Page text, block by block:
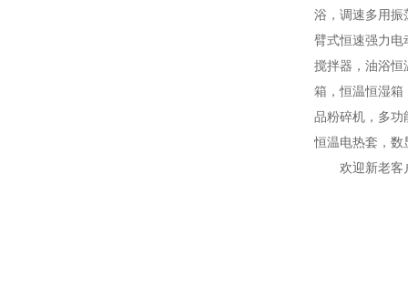
浴，调速多用振
臂式恒速强力电
搅拌器，油浴恒
箱，恒温恒湿箱
品粉碎机，多功
恒温电热套，数
欢迎新老客